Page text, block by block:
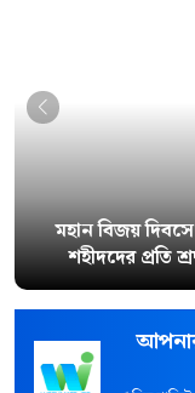
মহান বিজয়
শহীদদের প্রতি